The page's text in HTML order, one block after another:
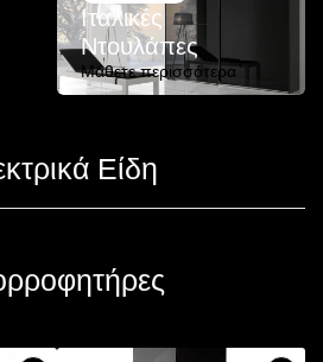
Ιταλικές
Ντουλάπες
Μάθετε περισσότερα
Είδη